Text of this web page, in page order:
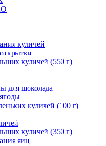
куличей
куличей (550 г)
для шоколада
куличей (100 г)
куличей (350 г)
яиц